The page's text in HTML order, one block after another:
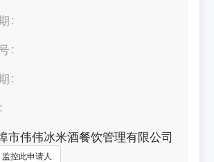
市伟伟冰米酒餐饮管理有限公司
监控此申请人